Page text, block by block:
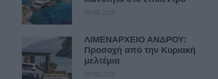
08/08/2026
ΛΙΜΕΝΑΡΧΕΙΟ ΑΝΔΡΟΥ:
Προσοχή από την Κυριακή
μελτέμια
08/08/2026